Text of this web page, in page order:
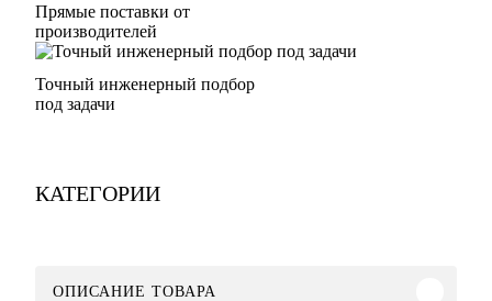
Прямые поставки от
производителей
Точный инженерный подбор
под задачи
КАТЕГОРИИ
ОПИСАНИЕ ТОВАРА